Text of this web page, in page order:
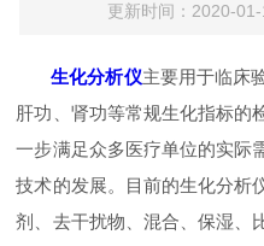
更新时间：2020-
生化分析仪主要用于临床
肝功、肾功等常规生化指标的
一步满足众多医疗单位的实际
技术的发展。目前的生化分析
剂、去干扰物、混合、保湿、